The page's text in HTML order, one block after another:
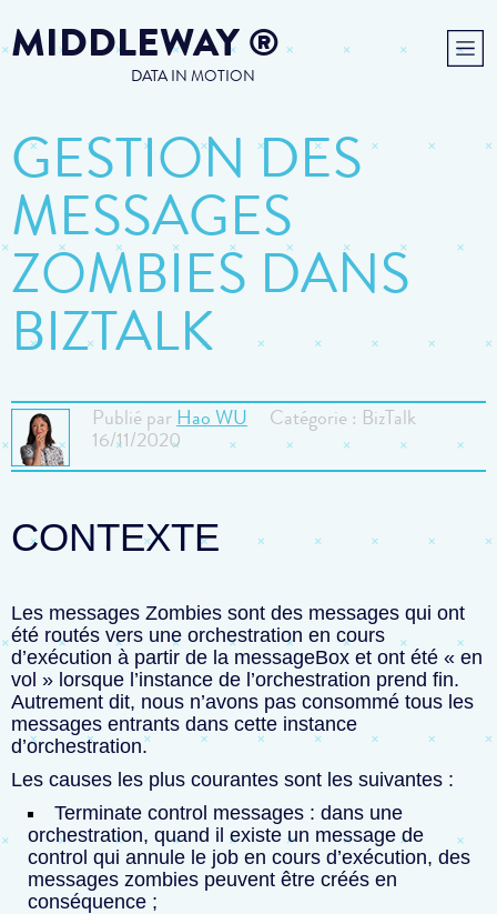
MIDDLEWAY ®
DATA IN MOTION
GESTION DES
MESSAGES
ZOMBIES DANS
BIZTALK
Publié par Hao WU
Catégorie : BizTalk
16/11/2020
CONTEXTE
Les messages Zombies sont des messages qui ont
été routés vers une orchestration en cours
d’exécution à partir de la messageBox et ont été « en
vol » lorsque l’instance de l’orchestration prend fin.
Autrement dit, nous n’avons pas consommé tous les
messages entrants dans cette instance
d’orchestration.
Les causes les plus courantes sont les suivantes :
Terminate control messages : dans une
orchestration, quand il existe un message de
control qui annule le job en cours d’exécution, des
messages zombies peuvent être créés en
conséquence ;